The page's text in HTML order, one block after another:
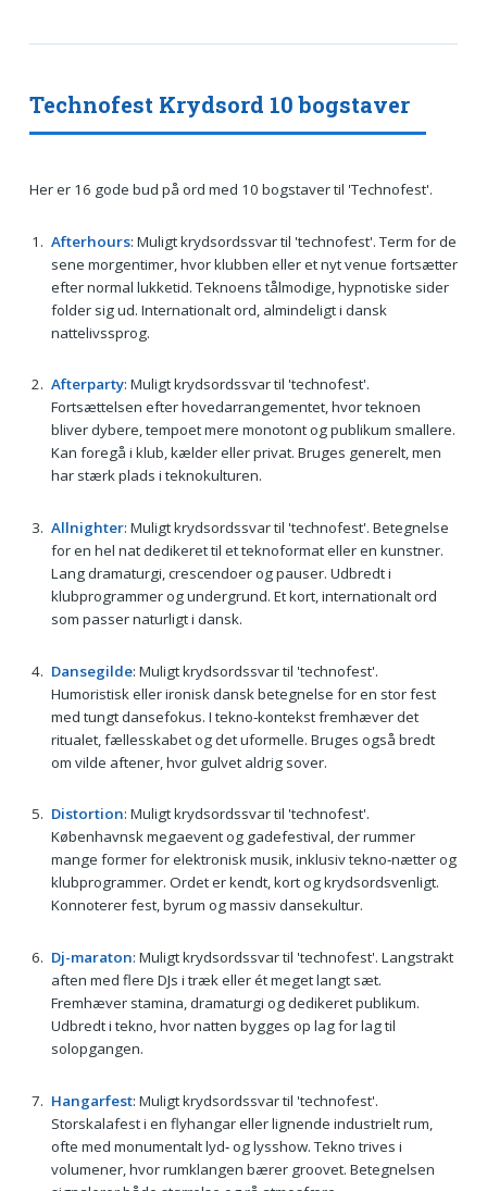
Technofest Krydsord 10 bogstaver
Her er 16 gode bud på ord med 10 bogstaver til 'Technofest'.
Afterhours: Muligt krydsordssvar til 'technofest'. Term for de
sene morgentimer, hvor klubben eller et nyt venue fortsætter
efter normal lukketid. Teknoens tålmodige, hypnotiske sider
folder sig ud. Internationalt ord, almindeligt i dansk
nattelivssprog.
Afterparty: Muligt krydsordssvar til 'technofest'.
Fortsættelsen efter hovedarrangementet, hvor teknoen
bliver dybere, tempoet mere monotont og publikum smallere.
Kan foregå i klub, kælder eller privat. Bruges generelt, men
har stærk plads i teknokulturen.
Allnighter: Muligt krydsordssvar til 'technofest'. Betegnelse
for en hel nat dedikeret til et teknoformat eller en kunstner.
Lang dramaturgi, crescendoer og pauser. Udbredt i
klubprogrammer og undergrund. Et kort, internationalt ord
som passer naturligt i dansk.
Dansegilde: Muligt krydsordssvar til 'technofest'.
Humoristisk eller ironisk dansk betegnelse for en stor fest
med tungt dansefokus. I tekno‑kontekst fremhæver det
ritualet, fællesskabet og det uformelle. Bruges også bredt
om vilde aftener, hvor gulvet aldrig sover.
Distortion: Muligt krydsordssvar til 'technofest'.
Københavnsk megaevent og gadefestival, der rummer
mange former for elektronisk musik, inklusiv tekno‑nætter og
klubprogrammer. Ordet er kendt, kort og krydsordsvenligt.
Konnoterer fest, byrum og massiv dansekultur.
Dj-maraton: Muligt krydsordssvar til 'technofest'. Langstrakt
aften med flere DJs i træk eller ét meget langt sæt.
Fremhæver stamina, dramaturgi og dedikeret publikum.
Udbredt i tekno, hvor natten bygges op lag for lag til
solopgangen.
Hangarfest: Muligt krydsordssvar til 'technofest'.
Storskalafest i en flyhangar eller lignende industrielt rum,
ofte med monumentalt lyd‑ og lysshow. Tekno trives i
volumener, hvor rumklangen bærer groovet. Betegnelsen